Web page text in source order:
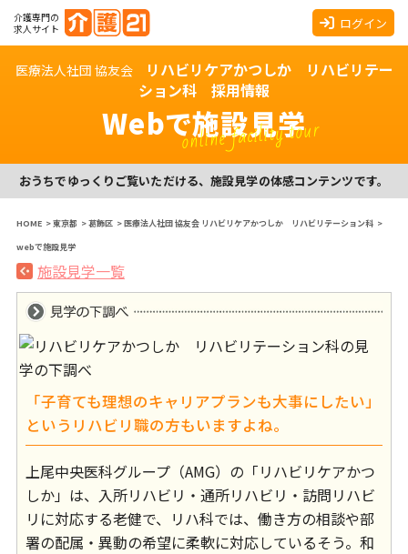
介護専門の
求人サイト
ログイン
医療法人社団 協友会
リハビリケアかつしか リハビリテー
ション科 採用情報
Webで施設見学
online facility tour
おうちでゆっくりご覧いただける、施設見学の体感コンテンツです。
HOME >東京都 >葛飾区 >医療法人社団 協友会 リハビリケアかつしか リハビリテーション科 >
webで施設見学
施設見学一覧
「子育ても理想のキャリアプランも大事にしたい」
というリハビリ職の方もいますよね。
上尾中央医科グループ（AMG）の「リハビリケアかつ
しか」は、入所リハビリ・通所リハビリ・訪問リハビ
リに対応する老健で、リハ科では、働き方の相談や部
署の配属・異動の希望に柔軟に対応しているそう。和